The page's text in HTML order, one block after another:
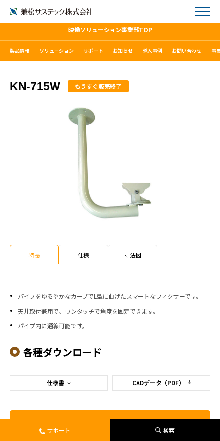
映像ソリューション事業部TOP
製品情報 ソリューション サポート お知らせ 導入事例 お問い合わせ 事
KN-715W もうすぐ販売終了
特長 仕様 寸法図
パイプをゆるやかなカーブでL型に曲げたスマートなフィクサーです。
天井取付兼用で、ワンタッチで角度を固定できます。
パイプ内に通線可能です。
各種ダウンロード
仕様書 CADデータ（PDF）
サポート 検索